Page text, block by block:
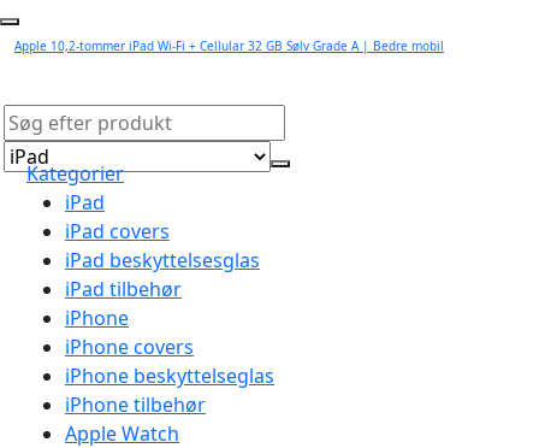
Apple 10,2-tommer iPad Wi-Fi + Cellular 32 GB Sølv Grade A | Bedre mobil
Kategorier
iPad
iPad covers
iPad beskyttelsesglas
iPad tilbehør
iPhone
iPhone covers
iPhone beskyttelseglas
iPhone tilbehør
Apple Watch